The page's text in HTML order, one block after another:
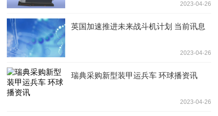
2023-04-26
英国加速推进未来战斗机计划 当前讯息
2023-04-26
瑞典采购新型装甲运兵车 环球播资讯
2023-04-26